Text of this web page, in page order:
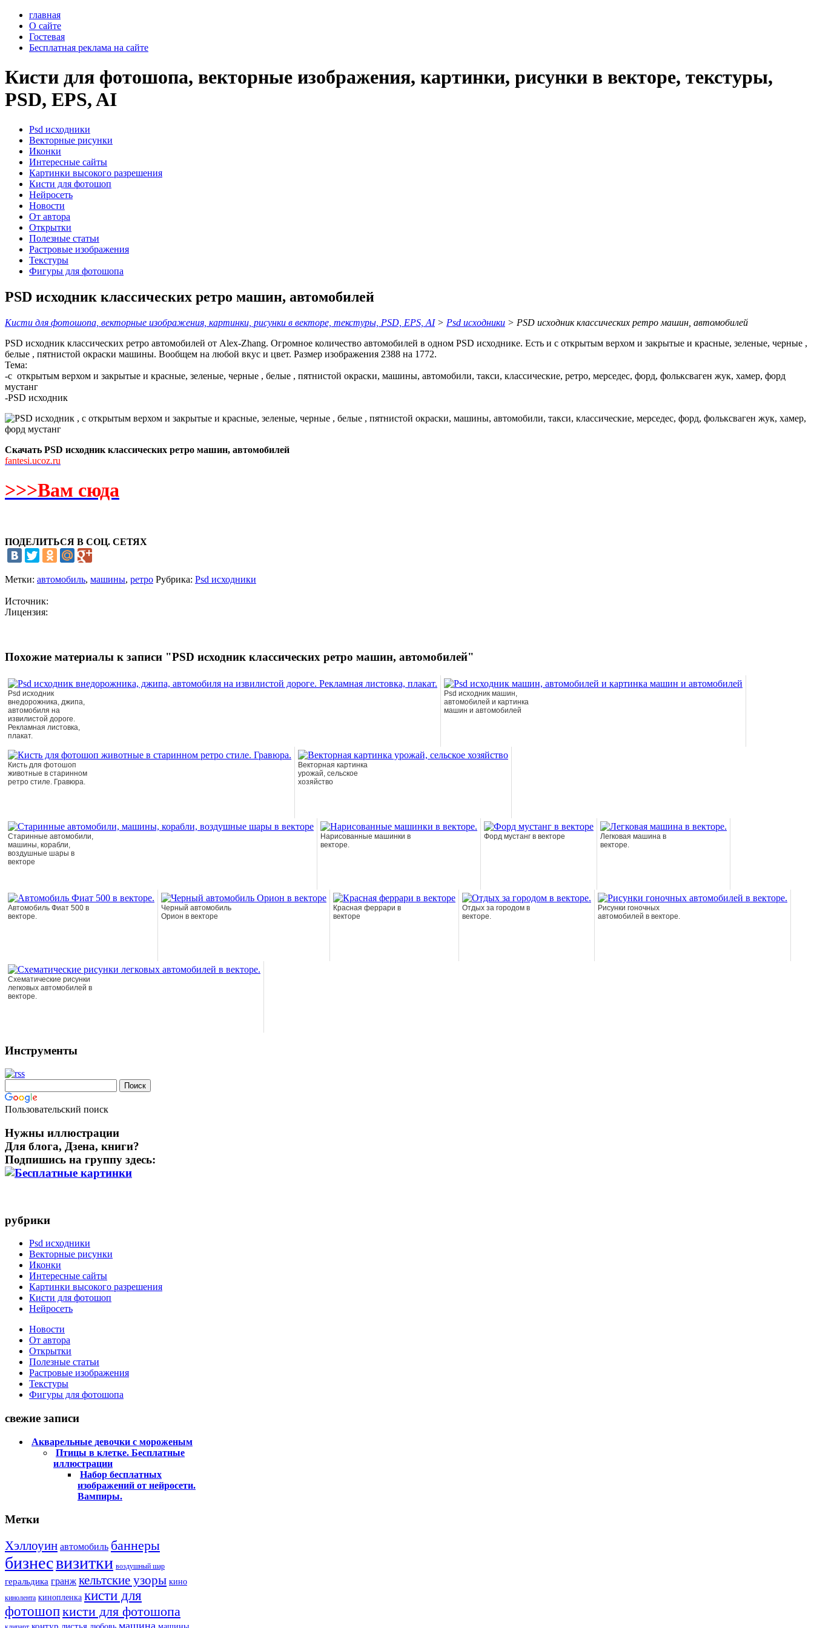
главная
О сайте
Гостевая
Бесплатная реклама на сайте
Кисти для фотошопа, векторные изображения, картинки, рисунки в векторе, текстуры,
PSD, EPS, AI
Psd исходники
Векторные рисунки
Иконки
Интересные сайты
Картинки высокого разрешения
Кисти для фотошоп
Нейросеть
Новости
От автора
Открытки
Полезные статьи
Растровые изображения
Текстуры
Фигуры для фотошопа
PSD исходник классических ретро машин, автомобилей
Кисти для фотошопа, векторные изображения, картинки, рисунки в векторе, текстуры, PSD, EPS, AI> Psd исходники > PSD исходник классических ретро машин, автомобилей
PSD исходник классических ретро автомобилей от Alex-Zhang. Огромное количество автомобилей в одном PSD исходнике. Есть и с открытым верхом и закрытые и красные, зеленые, черные ,
белые , пятнистой окраски машины. Вообщем на любой вкус и цвет. Размер изображения 2388 на 1772.
Тема:
-с открытым верхом и закрытые и красные, зеленые, черные , белые , пятнистой окраски, машины, автомобили, такси, классические, ретро, мерседес, форд, фольксваген жук, хамер, форд
мустанг
-PSD исходник
Скачать PSD исходник классических ретро машин, автомобилей
fantesi.ucoz.ru
>>>Вам сюда
ПОДЕЛИТЬСЯ В СОЦ. СЕТЯХ
Метки: автомобиль, машины, ретро Рубрика: Psd исходники
Источник:
Лицензия:
Похожие материалы к записи "PSD исходник классических ретро машин, автомобилей"
Psd исходник
внедорожника, джипа,
автомобиля на
извилистой дороге.
Рекламная листовка,
плакат.
Psd исходник машин,
автомобилей и картинка
машин и автомобилей
Кисть для фотошоп
животные в старинном
ретро стиле. Гравюра.
Векторная картинка
урожай, сельское
хозяйство
Старинные автомобили,
машины, корабли,
воздушные шары в
векторе
Нарисованные машинки в
векторе.
Форд мустанг в векторе
Легковая машина в
векторе.
Автомобиль Фиат 500 в
векторе.
Черный автомобиль
Орион в векторе
Красная феррари в
векторе
Отдых за городом в
векторе.
Рисунки гоночных
автомобилей в векторе.
Схематические рисунки
легковых автомобилей в
векторе.
Инструменты
Пользовательский поиск
Нужны иллюстрации
Для блога, Дзена, книги?
Подпишись на группу здесь:
рубрики
Psd исходники
Векторные рисунки
Иконки
Интересные сайты
Картинки высокого разрешения
Кисти для фотошоп
Нейросеть
Новости
От автора
Открытки
Полезные статьи
Растровые изображения
Текстуры
Фигуры для фотошопа
свежие записи
Акварельные девочки с мороженым
Птицы в клетке. Бесплатные
иллюстрации
Набор бесплатных
изображений от нейросети.
Вампиры.
Метки
Хэллоуин автомобиль баннеры
бизнесвизитки воздушный шар
геральдика гранж кельтские узоры кино
кинолента кинопленка кисти для
фотошопкисти для фотошопа